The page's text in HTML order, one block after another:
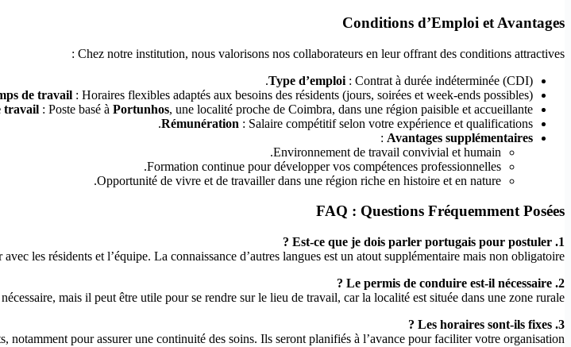
Conditions d’Emploi et Avantages
Chez notre institution, nous valorisons nos collaborateurs en leur offrant des conditions attractives :
Type d’emploi : Contrat à durée indéterminée (CDI).
de travail : Horaires flexibles adaptés aux besoins des résidents (jours, soirées et week-ends possibles).
travail : Poste basé à Portunhos, une localité proche de Coimbra, dans une région paisible et accueillante.
Rémunération : Salaire compétitif selon votre expérience et qualifications.
Avantages supplémentaires
:
Environnement de travail convivial et humain.
Formation continue pour développer vos compétences professionnelles.
Opportunité de vivre et de travailler dans une région riche en histoire et en nature.
FAQ : Questions Fréquemment Posées
1. Est-ce que je dois parler portugais pour postuler ?
les résidents et l’équipe. La connaissance d’autres langues est un atout supplémentaire mais non obligatoire.
2. Le permis de conduire est-il nécessaire ?
mais il peut être utile pour se rendre sur le lieu de travail, car la localité est située dans une zone rurale.
3. Les horaires sont-ils fixes ?
notamment pour assurer une continuité des soins. Ils seront planifiés à l’avance pour faciliter votre organisation.